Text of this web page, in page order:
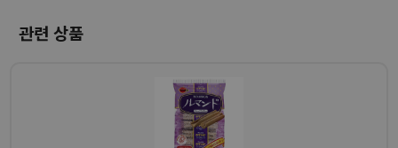
관련 상품